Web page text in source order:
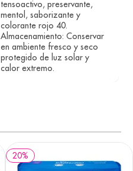
tensoactivo, preservante,
mentol, saborizante y
colorante rojo 40.
Almacenamiento: Conservar
en ambiente fresco y seco
protegido de luz solar y
calor extremo.
20%